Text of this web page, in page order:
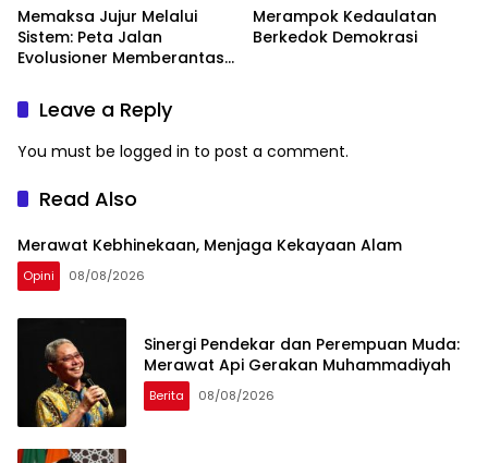
Memaksa Jujur Melalui
Sistem: Peta Jalan
Evolusioner Memberantas
Merampok Kedaulatan
Berkedok Demokrasi
Leave a Reply
You must be logged in to post a comment.
Read Also
Merawat Kebhinekaan, Menjaga Kekayaan Alam
Opini 08/08/2026
Sinergi Pendekar dan Perempuan Muda:
Merawat Api Gerakan Muhammadiyah
Berita 08/08/2026